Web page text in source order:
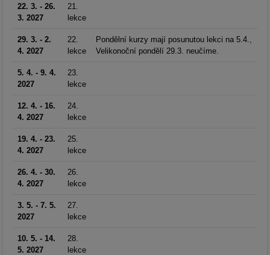
22. 3. - 26.
3. 2027
21.
lekce
29. 3. - 2.
4. 2027
22.
lekce
Pondělní kurzy mají posunutou lekci na 5.4.,
Velikonoční pondělí 29.3. neučíme.
5. 4. - 9. 4.
2027
23.
lekce
12. 4. - 16.
4. 2027
24.
lekce
19. 4. - 23.
4. 2027
25.
lekce
26. 4. - 30.
4. 2027
26.
lekce
3. 5. - 7. 5.
2027
27.
lekce
10. 5. - 14.
5. 2027
28.
lekce